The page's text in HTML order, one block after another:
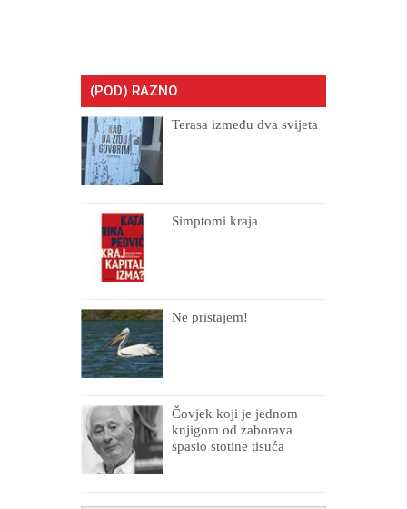
(POD) RAZNO
Terasa između dva svijeta
Simptomi kraja
Ne pristajem!
Čovjek koji je jednom
knjigom od zaborava
spasio stotine tisuća